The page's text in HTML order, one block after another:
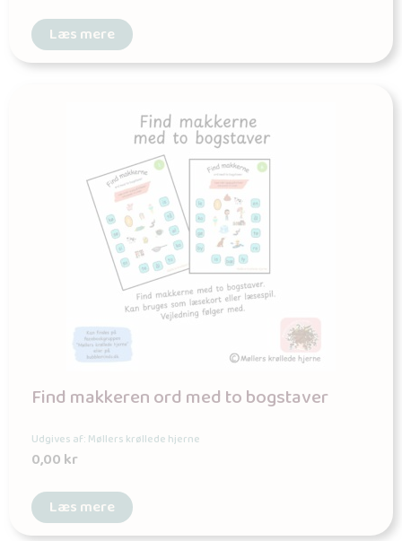
Læs mere
Find makkeren ord med to bogstaver
Udgives af: Møllers krøllede hjerne
0,00kr
Læs mere